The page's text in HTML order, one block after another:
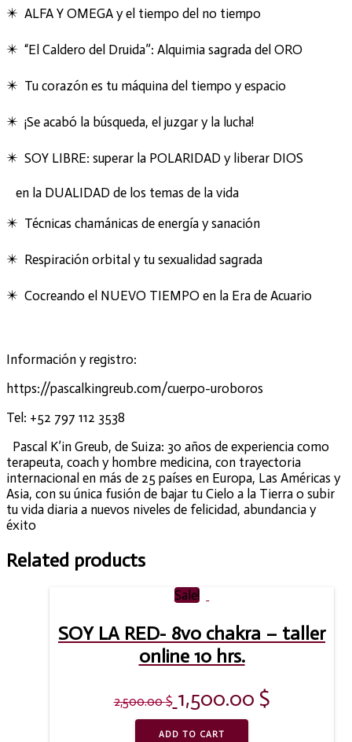
✴️ ALFA Y OMEGA y el tiempo del no tiempo
✴️ “El Caldero del Druida”: Alquimia sagrada del ORO
✴️ Tu corazón es tu máquina del tiempo y espacio
✴️ ¡Se acabó la búsqueda, el juzgar y la lucha!
✴️ SOY LIBRE: superar la POLARIDAD y liberar DIOS
en la DUALIDAD de los temas de la vida
✴️ Técnicas chamánicas de energía y sanación
✴️ Respiración orbital y tu sexualidad sagrada
✴️ Cocreando el NUEVO TIEMPO en la Era de Acuario
Información y registro:
https://pascalkingreub.com/cuerpo-uroboros
Tel: +52 797 112 3538
Pascal K’in Greub, de Suiza: 30 años de experiencia como
terapeuta, coach y hombre medicina, con trayectoria
internacional en más de 25 países en Europa, Las Américas y
Asia, con su única fusión de bajar tu Cielo a la Tierra o subir
tu vida diaria a nuevos niveles de felicidad, abundancia y
éxito
Related products
Sale!
SOY LA RED- 8vo chakra – taller
online 10 hrs.
2,500.00$ 1,500.00 $
ADD TO CART